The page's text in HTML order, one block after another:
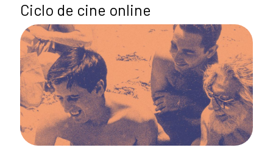
Ciclo de cine online